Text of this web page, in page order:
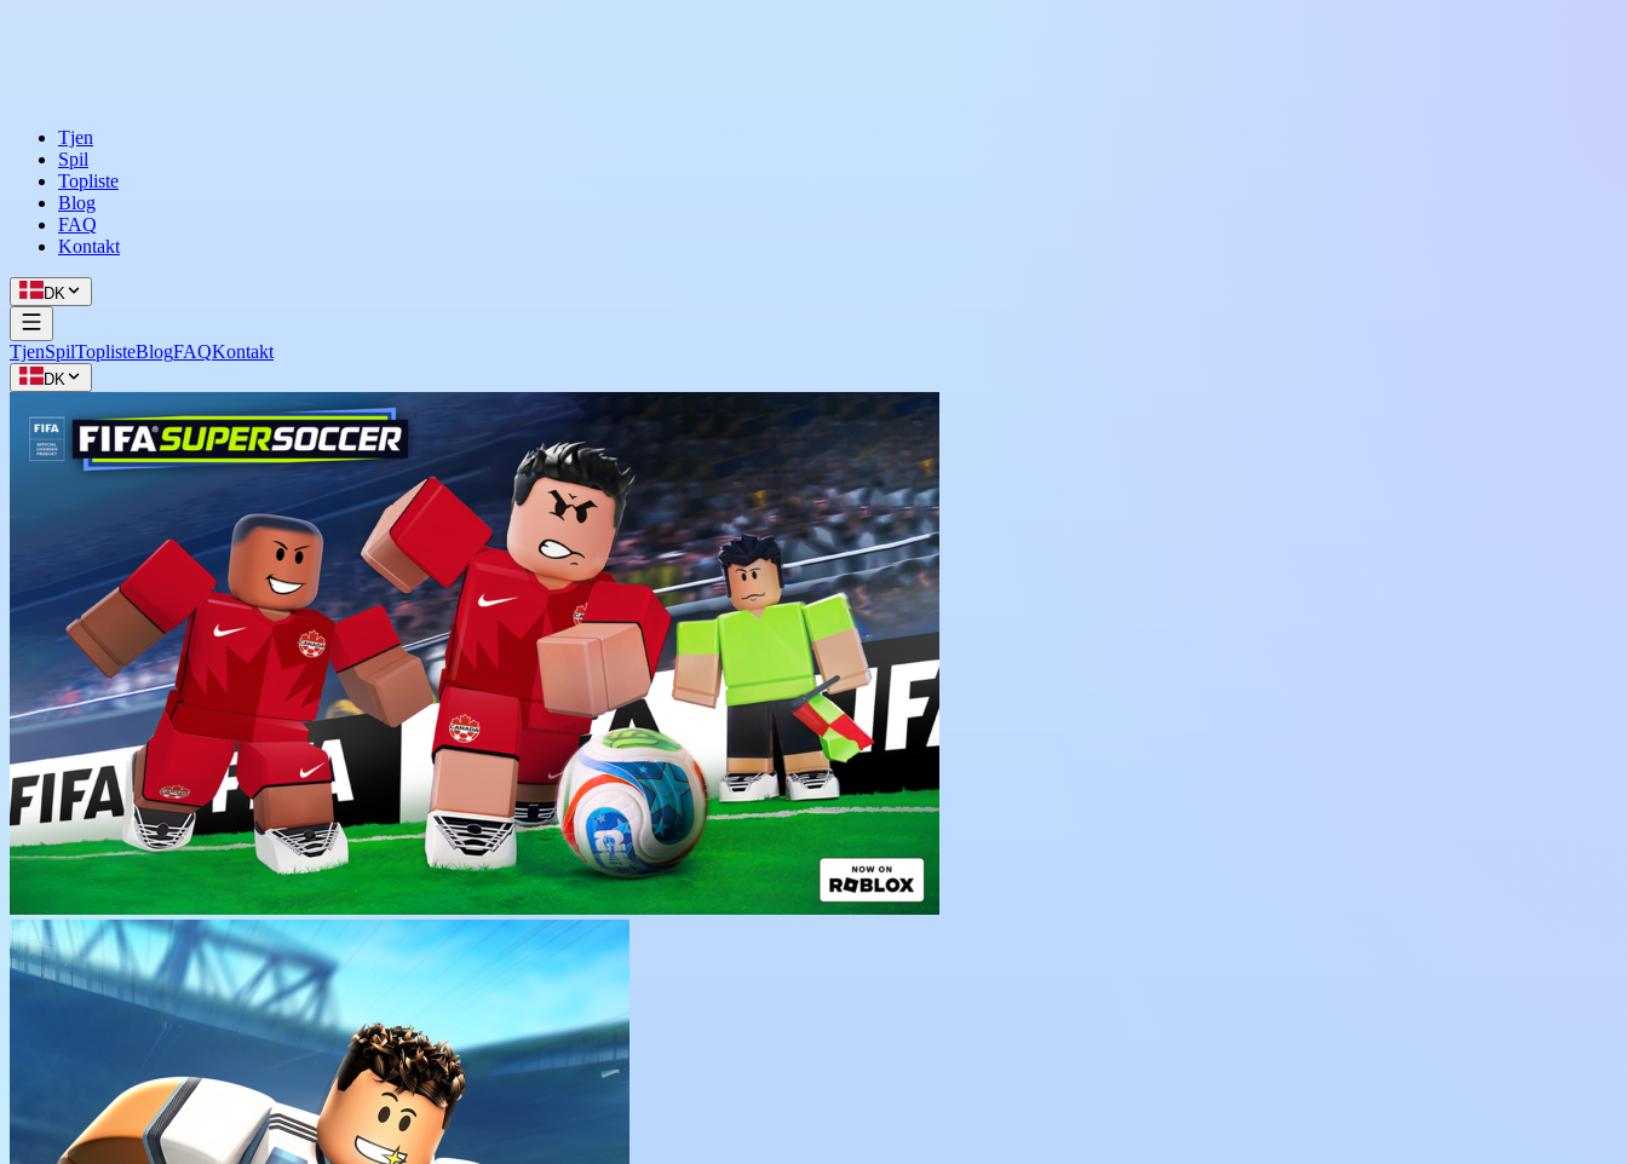
Tjen
Spil
Topliste
Blog
FAQ
Kontakt
DK
TjenSpilToplisteBlogFAQKontakt
DK